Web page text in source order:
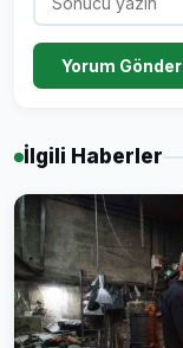
Yorum Gönder
İlgili Haberler